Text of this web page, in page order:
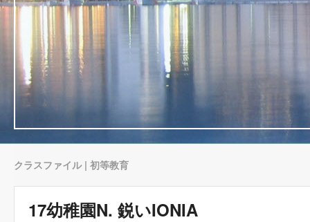
クラスファイル | 初等教育
17幼稚園N. 鋭いIONIA